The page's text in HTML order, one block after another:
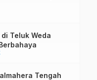
Weda
Logam Berbahaya
Tengah